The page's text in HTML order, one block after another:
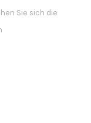
Sie sich die